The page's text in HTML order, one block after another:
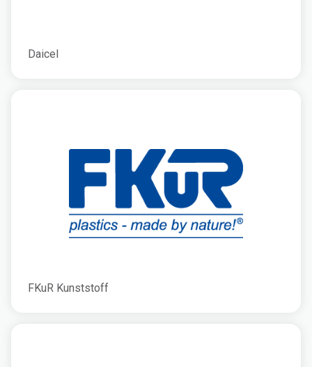
Daicel
FKuR Kunststoff